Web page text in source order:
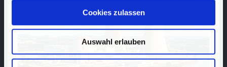
Cookies zulassen
Auswahl erlauben